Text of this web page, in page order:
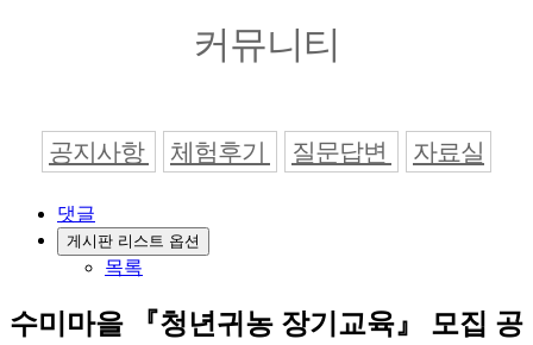
커뮤니티
공지사항 체험후기 질문답변 자료실
댓글
게시판 리스트 옵션
목록
수미마을 『청년귀농 장기교육』 모집 공